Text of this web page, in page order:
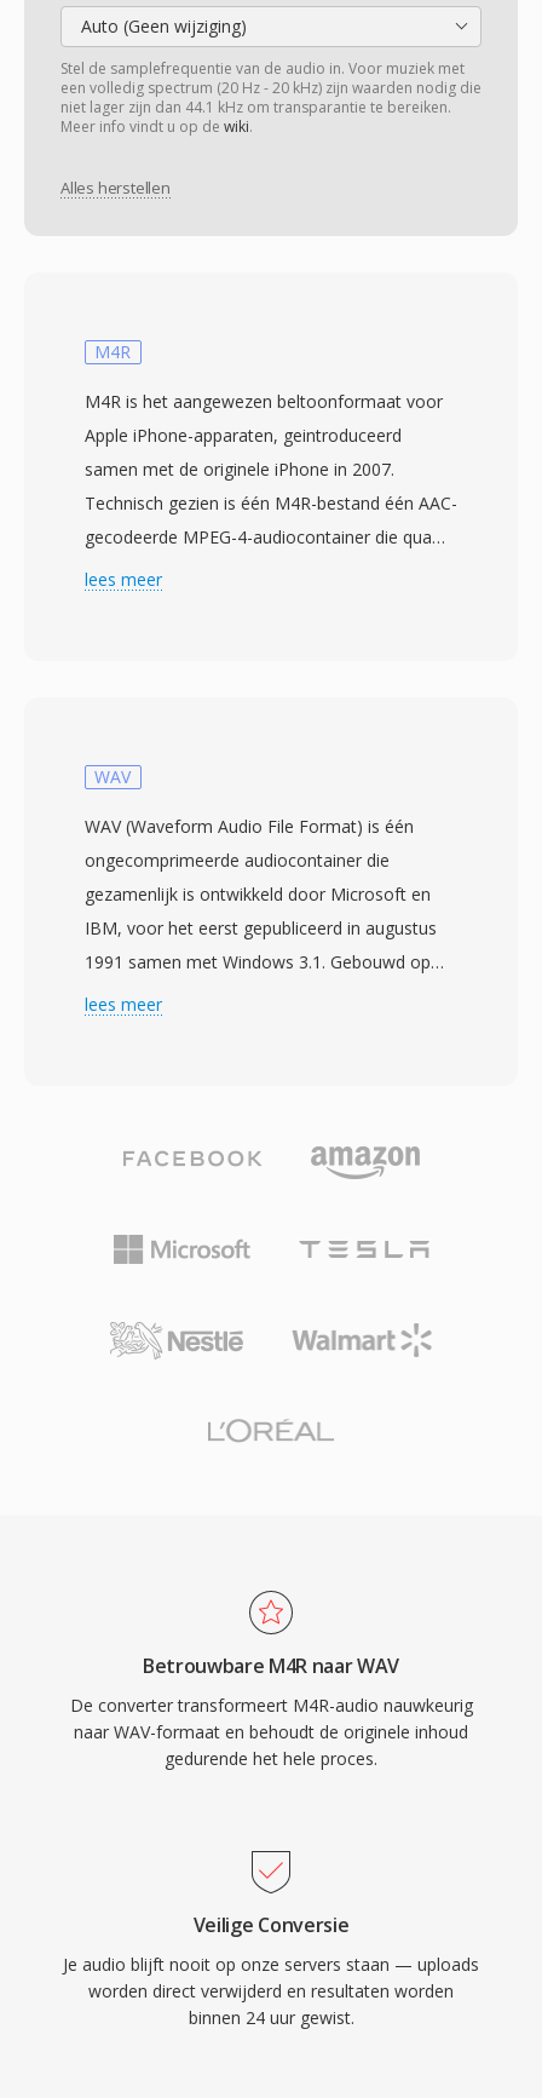
Auto (Geen wijziging)
Stel de samplefrequentie van de audio in. Voor muziek met
een volledig spectrum (20 Hz - 20 kHz) zijn waarden nodig die
niet lager zijn dan 44.1 kHz om transparantie te bereiken.
Meer info vindt u op de wiki.
Alles herstellen
M4R
M4R is het aangewezen beltoonformaat voor
Apple iPhone-apparaten, geintroduceerd
samen met de originele iPhone in 2007.
Technisch gezien is één M4R-bestand één AAC-
gecodeerde MPEG-4-audiocontainer die qua
structuur identiek is aan M4A — de enige
zonder codec-niveau aanpassingen, terwijl de
muziekbestanden in de beltoonkiezer
verschijnen en andersom. Het maken van één
M4R omvat het coderen van één kort
audiofragment als AAC, bijsnijden tot de
toegestane lengte en het hernoemen van het
bestand. iTunes (of Apple Music op recente
gesynchroniseerd of gedownload, integreert de
beltoon met iOS-instellingen voor oproepen,
voordelen zijn moeiteloze implementatie op
AirDrop, hoogwaardige weergave dankzij de
AAC-codec zelfs bij kleine bestandsgroottes en
wijzen aan specifieke contacten voor directe
lees meer
WAV
WAV (Waveform Audio File Format) is één
ongecomprimeerde audiocontainer die
gezamenlijk is ontwikkeld door Microsoft en
IBM, voor het eerst gepubliceerd in augustus
1991 samen met Windows 3.1. Gebouwd op
het Resource Interchange File Format (RIFF),
structuur heeft WAV tot de de facto standaard
Windows en één universeel geaccepteerd
uitwisselingsformaat op vrijwel elk
mediaspeler. WAV-bestanden in cd-kwaliteit
24-bit of 32-bit float samples gebruiken bij
oorspronkelijke opname, waardoor het de
voorkeurskeuze is voor mastering en
archivering. WAV ondersteunt ook ingebedde
metadata via INFO- en BWF-chunks, waardoor
tijdstempels en productienotities mogelijk zijn.
De voornaamste afweging is bestandsgrootte
structuur legt één limiet van 4 GB op, hoewel
lees meer
Betrouwbare M4R naar WAV
De converter transformeert M4R-audio nauwkeurig
naar WAV-formaat en behoudt de originele inhoud
gedurende het hele proces.
Veilige Conversie
Je audio blijft nooit op onze servers staan — uploads
worden direct verwijderd en resultaten worden
binnen 24 uur gewist.